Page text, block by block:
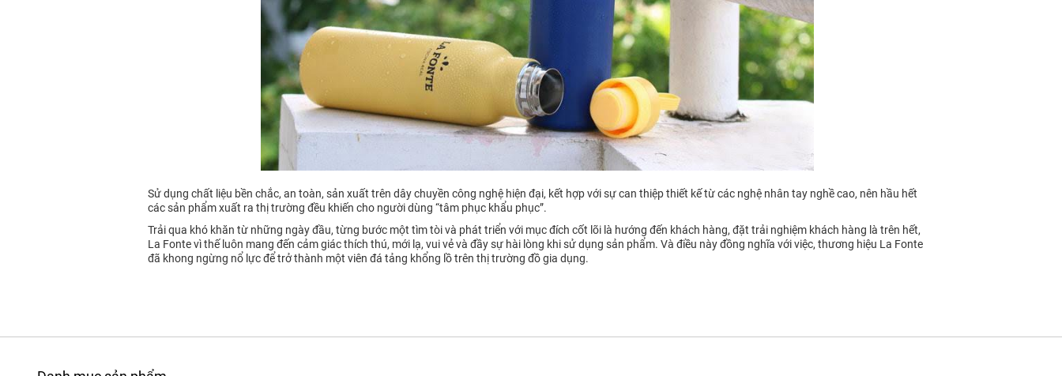
Sử dụng chất liệu bền chắc, an toàn, sản xuất trên dây chuyền công nghệ hiện đại, kết hợp với sự can thiệp thiết kế từ các nghệ nhân tay nghề cao, nên hầu hết
các sản phẩm xuất ra thị trường đều khiến cho người dùng “tâm phục khẩu phục”.
Trải qua khó khăn từ những ngày đầu, từng bước một tìm tòi và phát triển với mục đích cốt lõi là hướng đến khách hàng, đặt trải nghiệm khách hàng là trên hết,
La Fonte vì thế luôn mang đến cảm giác thích thú, mới lạ, vui vẻ và đầy sự hài lòng khi sử dụng sản phẩm. Và điều này đồng nghĩa với việc, thương hiệu La Fonte
đã khong ngừng nổ lực để trở thành một viên đá tảng khổng lồ trên thị trường đồ gia dụng.